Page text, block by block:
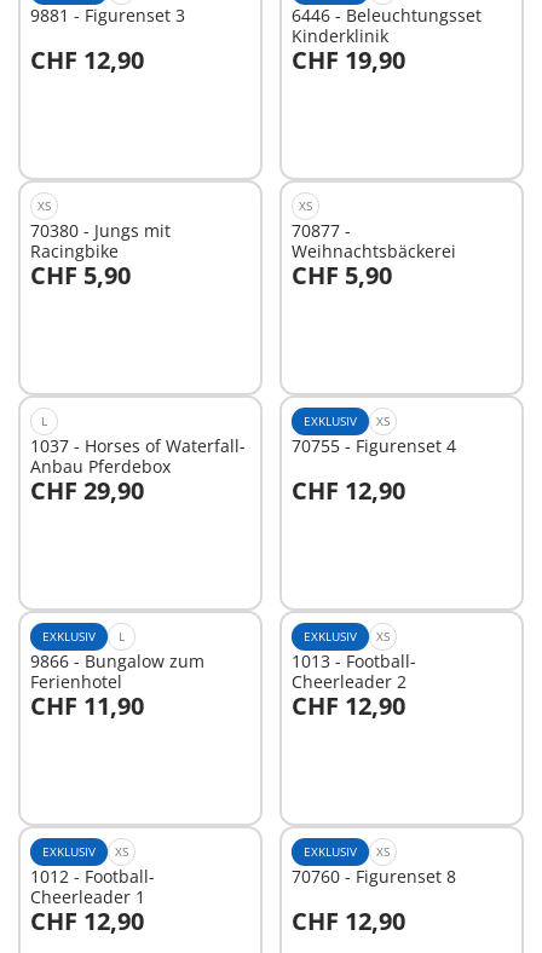
9881 - Figurenset 3
CHF 12,90
In den Warenkorb
6446 - Beleuchtungsset
Kinderklinik
CHF 19,90
In den Warenkorb
XS
70380 - Jungs mit
Racingbike
CHF 5,90
In den Warenkorb
XS
70877 -
Weihnachtsbäckerei
CHF 5,90
In den Warenkorb
L
1037 - Horses of Waterfall-
Anbau Pferdebox
CHF 29,90
In den Warenkorb
EXKLUSIV XS
70755 - Figurenset 4
CHF 12,90
In den Warenkorb
EXKLUSIV L
9866 - Bungalow zum
Ferienhotel
CHF 11,90
In den Warenkorb
EXKLUSIV XS
1013 - Football-
Cheerleader 2
CHF 12,90
In den Warenkorb
EXKLUSIV XS
1012 - Football-
Cheerleader 1
CHF 12,90
In den Warenkorb
EXKLUSIV XS
70760 - Figurenset 8
CHF 12,90
In den Warenkorb